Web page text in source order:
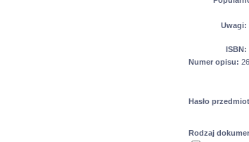
Uwagi:
ISBN:
Numer opisu:
Hasło
Rodzaj